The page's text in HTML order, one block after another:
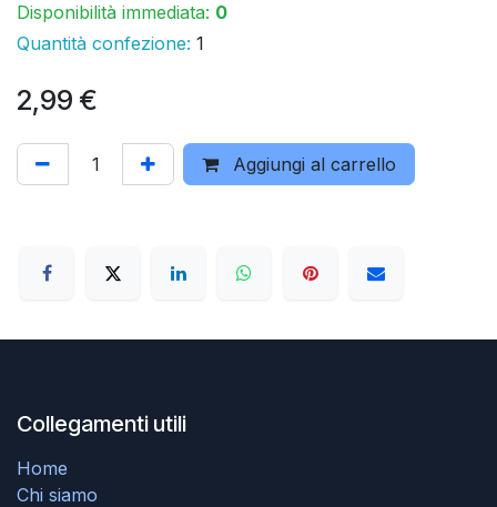
Disponibilità immediata: 0
Quantità confezione: 1
2,99 €
Aggiungi al carrello
Collegamenti utili
Home
Chi siamo